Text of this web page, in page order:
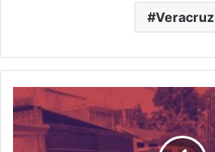
Veracruz
Caso
Chapultepec:
liberan